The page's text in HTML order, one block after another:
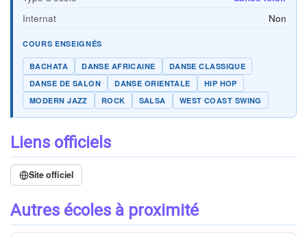
Internat
Non
COURS ENSEIGNÉS
BACHATA DANSE AFRICAINE
DANSE CLASSIQUE
DANSE DE SALON
DANSE ORIENTALE
HIP HOP
MODERN JAZZ
ROCK SALSA WEST COAST SWING
Liens officiels
Site officiel
Autres écoles à proximité